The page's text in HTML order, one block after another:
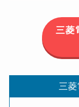
三菱
三菱